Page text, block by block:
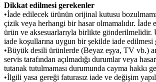
Dikkat edilmesi gerekenler
•İade edilecek ürünün orijinal kutusu
çizik veya herhangi bir hasar olmamalıdır. İade
ürün ve aksesuarlarıyla birlikte gönderilmelidir.
iade koşullarına uygun bir şekilde iade edilmesi
•Büyük desili ürünlerde (Beyaz eşya, TV vb.)
servis tarafından açılmadığı durumlar veya
tutanak tutulmaması durumunda cayma hakkı
•İlgili yasa gereği faturasız iade ve değişim